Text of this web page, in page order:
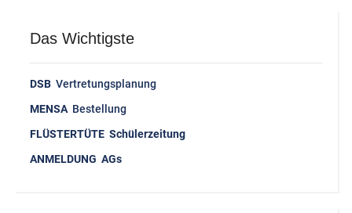
Das Wichtigste
DSB Vertretungsplanung
MENSA Bestellung
FLÜSTERTÜTE Schülerzeitung
ANMELDUNG AGs